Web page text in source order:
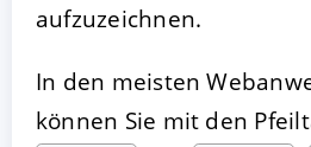
aufzuzeichnen.
In den meisten
können Sie mit den